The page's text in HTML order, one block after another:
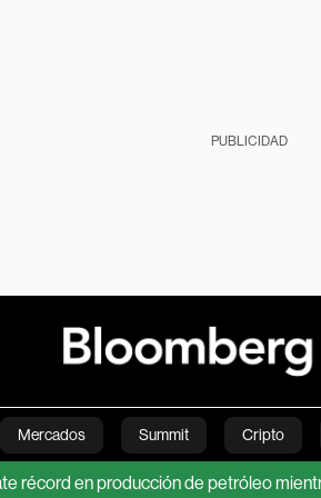
PUBLICIDAD
Mercados Summit Cripto
Economía Estilo de vida
en producción de petróleo mientras la